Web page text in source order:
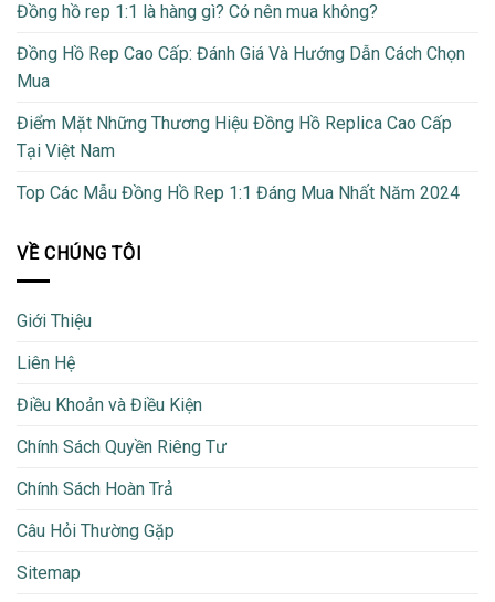
Đồng hồ rep 1:1 là hàng gì? Có nên mua không?
Đồng Hồ Rep Cao Cấp: Đánh Giá Và Hướng Dẫn Cách Chọn
Mua
Điểm Mặt Những Thương Hiệu Đồng Hồ Replica Cao Cấp
Tại Việt Nam
Top Các Mẫu Đồng Hồ Rep 1:1 Đáng Mua Nhất Năm 2024
VỀ CHÚNG TÔI
Giới Thiệu
Liên Hệ
Điều Khoản và Điều Kiện
Chính Sách Quyền Riêng Tư
Chính Sách Hoàn Trả
Câu Hỏi Thường Gặp
Sitemap